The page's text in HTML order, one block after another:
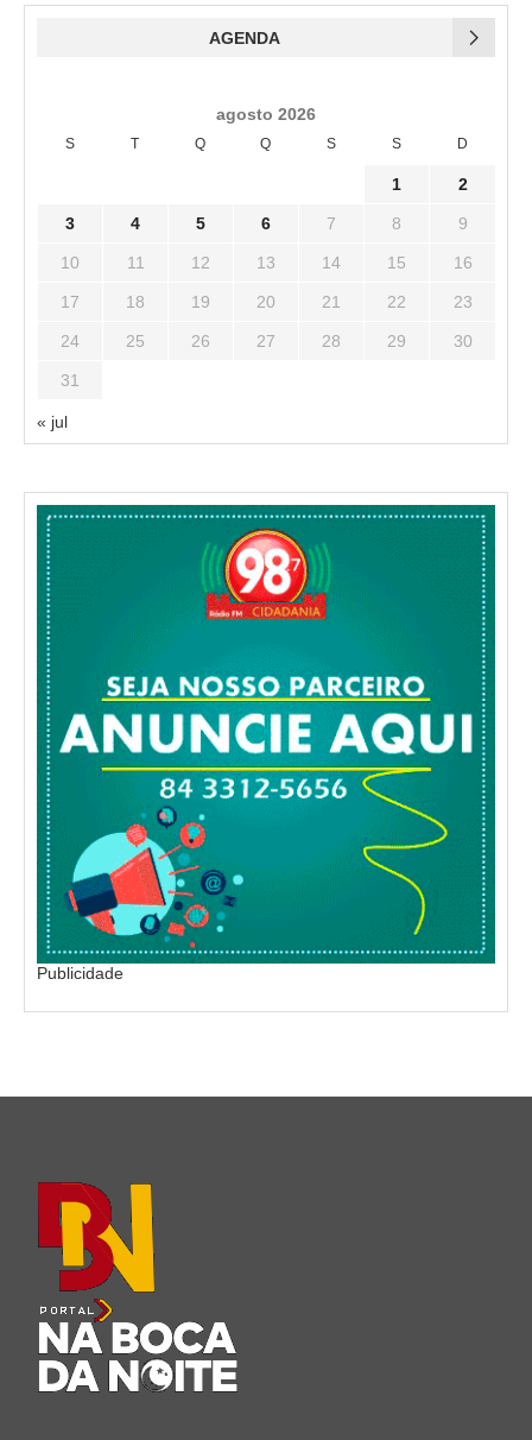
AGENDA
agosto 2026
S T Q Q S S D
1 2
3 4 5 6 7 8 9
10 11 12 13 14 15 16
17 18 19 20 21 22 23
24 25 26 27 28 29 30
31
« jul
Publicidade